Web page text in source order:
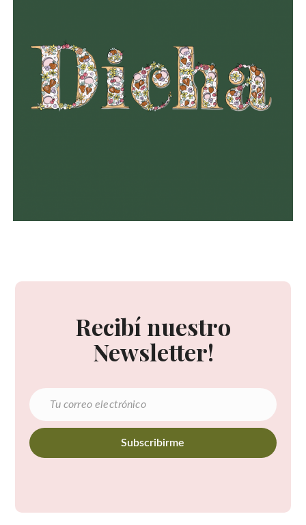
Recibí nuestro
Newsletter!